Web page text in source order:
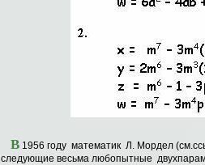
В 1956 году математик Л. Мордел
следующие весьма любопытные